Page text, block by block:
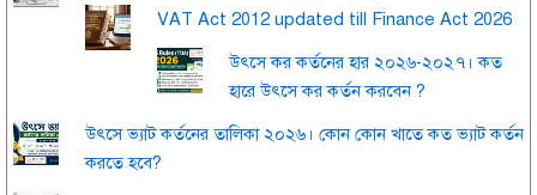
VAT Act 2012 updated till Finance Act 2026
উৎসে কর কর্তনের হার ২০২৬-২০২৭। কত
হারে উৎসে কর কর্তন করবেন ?
উৎসে ভ্যাট কর্তনের তালিকা ২০২৬। কোন কোন খাতে কত ভ্যাট কর্তন
করতে হবে?